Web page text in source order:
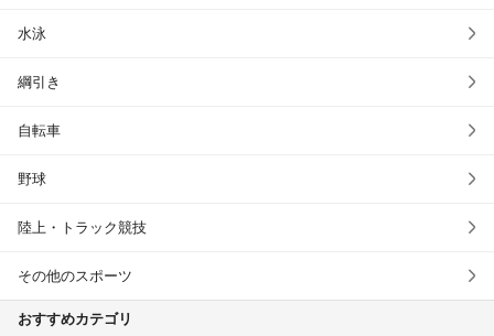
水泳
綱引き
自転車
野球
陸上・トラック競技
その他のスポーツ
おすすめカテゴリ